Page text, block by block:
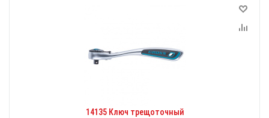
14135 Ключ трещоточный